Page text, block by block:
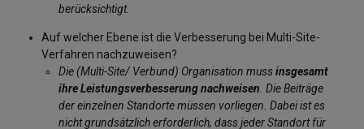
berücksichtigt.
Auf welcher Ebene ist die Verbesserung bei Multi-Site-
Verfahren nachzuweisen?
Die (Multi-Site/ Verbund) Organisation mussinsgesamt
ihre Leistungsverbesserung nachweisen . Die Beiträge
der einzelnen Standorte müssen vorliegen. Dabei ist es
nicht grundsätzlich erforderlich, dass jeder Standort für